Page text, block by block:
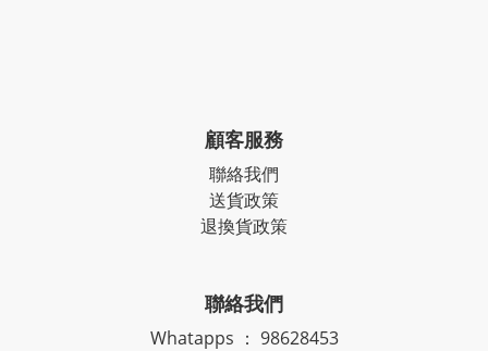
顧客服務
聯絡我們
送貨政策
退換貨政策
聯絡我們
Whatapps ： 98628453